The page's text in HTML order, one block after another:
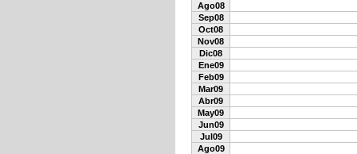
Ago08
Sep08
Oct08
Nov08
Dic08
Ene09
Feb09
Mar09
Abr09
May09
Jun09
Jul09
Ago09